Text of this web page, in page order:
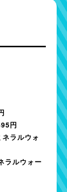
円
ラルウォ
ラルウォー